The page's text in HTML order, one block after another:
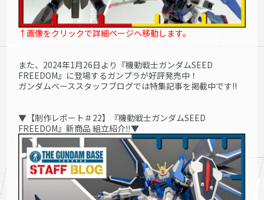
↑画像をクリックで詳細ページへ移動します。
また、2024年1月26日より『機動戦士ガンダムSEED
FREEDOM』に登場するガンプラが好評発売中！
ガンダムベーススタッフブログでは特集記事を掲載中です!!
▼【制作レポート＃22】『機動戦士ガンダムSEED
FREEDOM』新商品 組立紹介‼▼